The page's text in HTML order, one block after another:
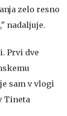
zelo resno
nadaljuje.